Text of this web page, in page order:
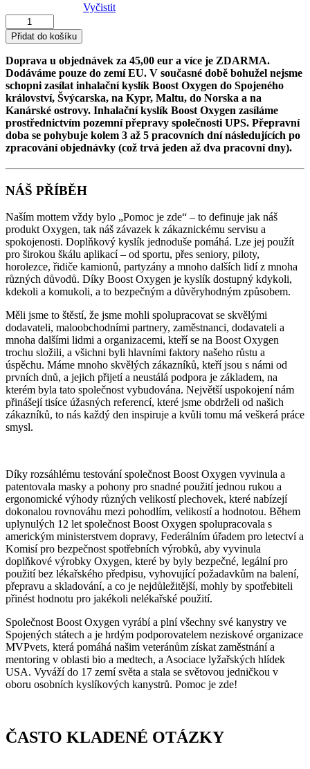
Vyčistit
Boost
Oxygen
Přírodní
množství
Přidat do košíku
Doprava u objednávek za 45,00 eur a více je ZDARMA.
Dodáváme pouze do zemí EU. V současné době bohužel nejsme
schopni zasílat inhalační kyslík Boost Oxygen do Spojeného
království, Švýcarska, na Kypr, Maltu, do Norska a na
Kanárské ostrovy. Inhalační kyslík Boost Oxygen zasíláme
prostřednictvím pozemní přepravy společnosti UPS. Přepravní
doba se pohybuje kolem 3 až 5 pracovních dní následujících po
zpracování objednávky (což trvá jeden až dva pracovní dny).
NÁŠ PŘÍBĚH
Naším mottem vždy bylo „Pomoc je zde“ – to definuje jak náš
produkt Oxygen, tak náš závazek k zákaznickému servisu a
spokojenosti. Doplňkový kyslík jednoduše pomáhá. Lze jej použít
pro širokou škálu aplikací – od sportu, přes seniory, piloty,
horolezce, řidiče kamionů, partyzány a mnoho dalších lidí z mnoha
různých důvodů. Díky Boost Oxygen je kyslík dostupný kdykoli,
kdekoli a komukoli, a to bezpečným a důvěryhodným způsobem.
Měli jsme to štěstí, že jsme mohli spolupracovat se skvělými
dodavateli, maloobchodními partnery, zaměstnanci, dodavateli a
mnoha dalšími lidmi a organizacemi, kteří se na Boost Oxygen
trochu složili, a všichni byli hlavními faktory našeho růstu a
úspěchu. Máme mnoho skvělých zákazníků, kteří jsou s námi od
prvních dnů, a jejich přijetí a neustálá podpora je základem, na
kterém byla tato společnost vybudována. Největší uspokojení nám
přinášejí tisíce úžasných referencí, které jsme obdrželi od našich
zákazníků, to nás každý den inspiruje a kvůli tomu má veškerá práce
smysl.
Díky rozsáhlému testování společnost Boost Oxygen vyvinula a
patentovala masky a pohony pro snadné použití jednou rukou a
ergonomické výhody různých velikostí plechovek, které nabízejí
dokonalou rovnováhu mezi pohodlím, velikostí a hodnotou. Během
uplynulých 12 let společnost Boost Oxygen spolupracovala s
americkým ministerstvem dopravy, Federálním úřadem pro letectví a
Komisí pro bezpečnost spotřebních výrobků, aby vyvinula
doplňkové výrobky Oxygen, které by byly bezpečné, legální pro
použití bez lékařského předpisu, vyhovující požadavkům na balení,
přepravu a skladování, a co je nejdůležitější, mohly by spotřebiteli
přinést hodnotu pro jakékoli nelékařské použití.
Společnost Boost Oxygen vyrábí a plní všechny své kanystry ve
Spojených státech a je hrdým podporovatelem neziskové organizace
MVPvets, která pomáhá našim veteránům získat zaměstnání a
mentoring v oblasti bio a medtech, a Asociace lyžařských hlídek
USA. Vyváží do 17 zemí světa a stala se světovou jedničkou v
oboru osobních kyslíkových kanystrů. Pomoc je zde!
ČASTO KLADENÉ OTÁZKY